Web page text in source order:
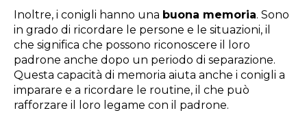
Inoltre, i conigli hanno una buona memoria. Sono
in grado di ricordare le persone e le situazioni, il
che significa che possono riconoscere il loro
padrone anche dopo un periodo di separazione.
Questa capacità di memoria aiuta anche i conigli a
imparare e a ricordare le routine, il che può
rafforzare il loro legame con il padrone.